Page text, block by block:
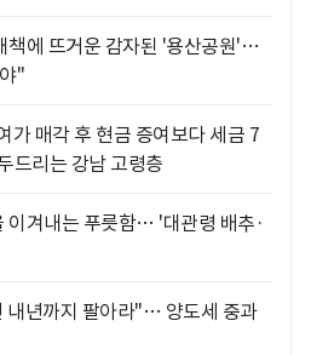
책에 뜨거운 감자된 '용산공원'…
"
가 매각 후 현금 증여보다 세금 7
드리는 강남 고령층
이겨내는 푸릇함… '대관령 배추·
내년까지 팔아라"… 양도세 중과